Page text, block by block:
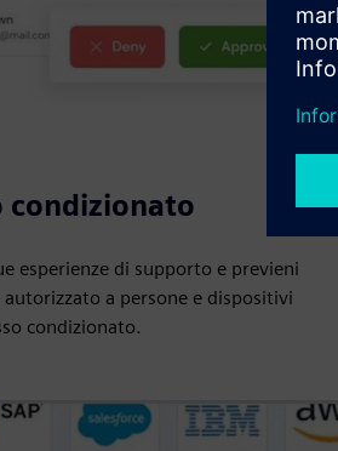
condizionato
esperienze di supporto e previeni
autorizzato a persone e dispositivi
condizionato.